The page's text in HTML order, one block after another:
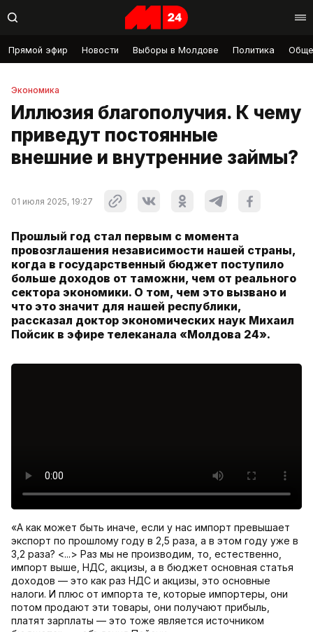
Прямой эфир Новости Выборы в Молдове Политика
Экономика
Иллюзия благополучия. К чему
приведут постоянные
внешние и внутренние займы?
01 июля 2025, 19:27
Прошлый год стал первым с момента
провозглашения независимости нашей страны,
когда в государственный бюджет поступило
больше доходов от таможни, чем от реального
сектора экономики. О том, чем это вызвано и
что это значит для нашей республики,
рассказал доктор экономических наук Михаил
Пойсик в эфире телеканала «Молдова 24».
«А как может быть иначе, если у нас импорт превышает
экспорт по прошлому году в 2,5 раза, а в этом году уже в
3,2 раза? <...> Раз мы не производим, то, естественно,
импорт выше, НДС, акцизы, а в бюджет основная статья
доходов — это как раз НДС и акцизы, это основные
налоги. И плюс от импорта те, которые импортеры, они
потом продают эти товары, они получают прибыль,
платят зарплаты — это тоже является источником